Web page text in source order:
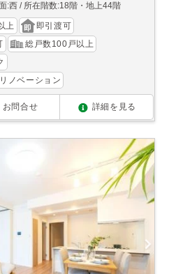
:西 所在階数:18階・地上44階
上
即引渡可
総戸数100戸以上
ノベーション
お問合せ 詳細を見る